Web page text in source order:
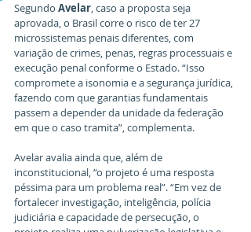
Segundo Avelar, caso a proposta seja
aprovada, o Brasil corre o risco de ter 27
microssistemas penais diferentes, com
variação de crimes, penas, regras processuais e
execução penal conforme o Estado. “Isso
compromete a isonomia e a segurança jurídica,
fazendo com que garantias fundamentais
passem a depender da unidade da federação
em que o caso tramita”, complementa.
Avelar avalia ainda que, além de
inconstitucional, “o projeto é uma resposta
péssima para um problema real”. “Em vez de
fortalecer investigação, inteligência, polícia
judiciária e capacidade de persecução, o